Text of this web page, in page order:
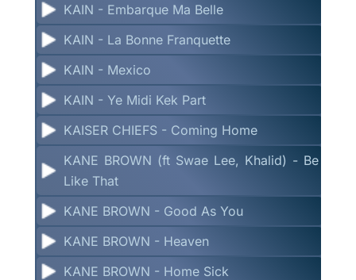
KAIN - Embarque Ma Belle
KAIN - La Bonne Franquette
KAIN - Mexico
KAIN - Ye Midi Kek Part
KAISER CHIEFS - Coming Home
KANE BROWN (ft Swae Lee, Khalid) - Be
Like That
KANE BROWN - Good As You
KANE BROWN - Heaven
KANE BROWN - Home Sick